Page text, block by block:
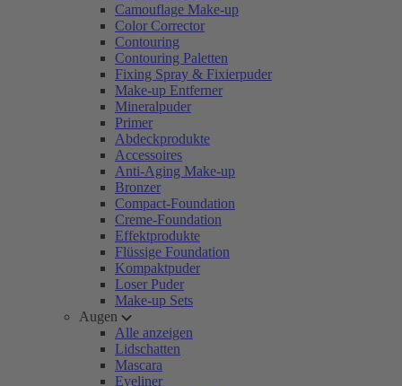
Camouflage Make-up
Color Corrector
Contouring
Contouring Paletten
Fixing Spray & Fixierpuder
Make-up Entferner
Mineralpuder
Primer
Abdeckprodukte
Accessoires
Anti-Aging Make-up
Bronzer
Compact-Foundation
Creme-Foundation
Effektprodukte
Flüssige Foundation
Kompaktpuder
Loser Puder
Make-up Sets
Augen
Alle anzeigen
Lidschatten
Mascara
Eyeliner